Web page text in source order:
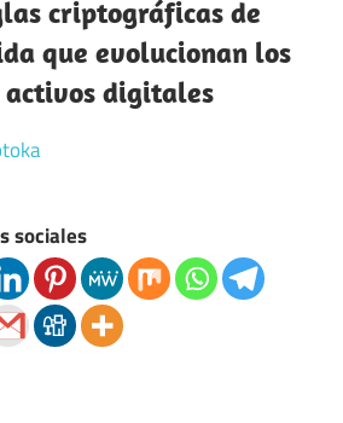
criptográficas de
que evolucionan los
activos digitales
sociales